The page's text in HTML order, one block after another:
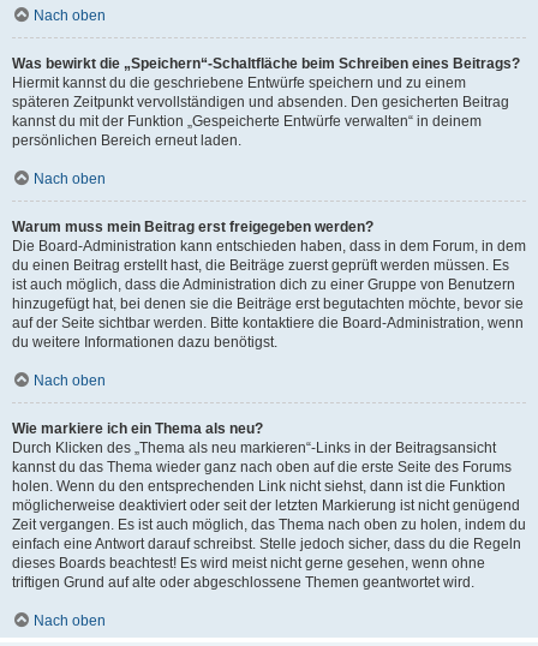
Nach oben
Was bewirkt die „Speichern“-Schaltfläche beim Schreiben eines Beitrags?
Hiermit kannst du die geschriebene Entwürfe speichern und zu einem
späteren Zeitpunkt vervollständigen und absenden. Den gesicherten Beitrag
kannst du mit der Funktion „Gespeicherte Entwürfe verwalten“ in deinem
persönlichen Bereich erneut laden.
Nach oben
Warum muss mein Beitrag erst freigegeben werden?
Die Board-Administration kann entschieden haben, dass in dem Forum, in dem
du einen Beitrag erstellt hast, die Beiträge zuerst geprüft werden müssen. Es
ist auch möglich, dass die Administration dich zu einer Gruppe von Benutzern
hinzugefügt hat, bei denen sie die Beiträge erst begutachten möchte, bevor sie
auf der Seite sichtbar werden. Bitte kontaktiere die Board-Administration, wenn
du weitere Informationen dazu benötigst.
Nach oben
Wie markiere ich ein Thema als neu?
Durch Klicken des „Thema als neu markieren“-Links in der Beitragsansicht
kannst du das Thema wieder ganz nach oben auf die erste Seite des Forums
holen. Wenn du den entsprechenden Link nicht siehst, dann ist die Funktion
möglicherweise deaktiviert oder seit der letzten Markierung ist nicht genügend
Zeit vergangen. Es ist auch möglich, das Thema nach oben zu holen, indem du
einfach eine Antwort darauf schreibst. Stelle jedoch sicher, dass du die Regeln
dieses Boards beachtest! Es wird meist nicht gerne gesehen, wenn ohne
triftigen Grund auf alte oder abgeschlossene Themen geantwortet wird.
Nach oben